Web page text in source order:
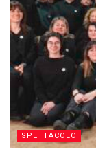
SPETTACOLO